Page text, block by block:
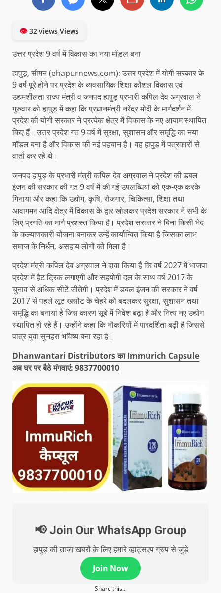
👁32 views Views
उत्तर प्रदेश 9 वर्ष में विकास का नया मॉडल बना
हापुड़, सीमन (ehapurnews.com): उत्तर प्रदेश में योगी सरकार के
9 वर्ष पूरे होने पर प्रदेश के व्यवसायिक शिक्षा कौशल विकास एवं
उद्यमशीलता राज्य मंत्री व जनपद हापुड़ प्रभारी कपिल देव अग्रवाल ने
गुरुवार को हापुड़ में कहा कि प्रधानमंत्री नरेंद्र मोदी के मार्गदर्शन में
प्रदेश की योगी सरकार ने प्रत्येक क्षेत्र में विकास के नए आयाम स्थापित
किए हैं। उत्तर प्रदेश गत 9 वर्ष में सुरक्षा, सुशासन और समृद्धि का नया
मॉडल बना है और विकास की नई पहचान है। वह हापुड़ में पत्रकारों से
वार्ता कर रहे थे।
जनपद हापुड़ के प्रभारी मंत्री कपिल देव अग्रवाल ने प्रदेश की डबल
इंजन की सरकार की गत 9 वर्ष में की गई उपलब्धियां को एक-एक करके
गिनाया और कहा कि उद्योग, कृषि, रोजगार, चिकित्सा, शिक्षा तथा
आवागमन आदि क्षेत्र में विकास के द्वार खोलकर प्रदेश सरकार ने सभी के
लिए प्रगति का मार्ग प्रशस्त किया है। प्रदेश सरकार ने बिना किसी भेद
के कल्याणकारी योजना बनाकर उन्हें कार्यान्वित किया है जिसका लाभ
समाज के निर्धन, असहाय लोगों को मिला है।
प्रदेश मंत्री कपिल देव अग्रवाल ने दावा किया है कि वर्ष 2027 में भाजपा
प्रदेश में हैट ट्रिक लगाएगी और सहयोगी दल के साथ वर्ष 2017 के
चुनाव से अधिक सीटें जीतेगी। प्रदेश में डबल इंजन की सरकार ने वर्ष
2017 से पहले लूट खसौट के चेहरे को बदलकर सुरक्षा, सुशासन तथा
समृद्धि का बनाया है जिस कारण सूबे में निवेश बढ़ा है और नित्य नए उद्योग
स्थापित हो रहे हैं। उन्होंने कहा कि नौकरियों में पारदर्शिता बढ़ी है जिससे
पात्र युवा सुनहरा भविष्य बना रहा है।
Dhanwantari Distributors का Immurich Capsule
अब घर पर बैठे मंगवाएं: 9837700010
📢 Join Our WhatsApp Group
हापुड़ की ताजा खबरों के लिए हमारे व्हाट्सएप ग्रुप से जुड़े
Join Now
Share this...